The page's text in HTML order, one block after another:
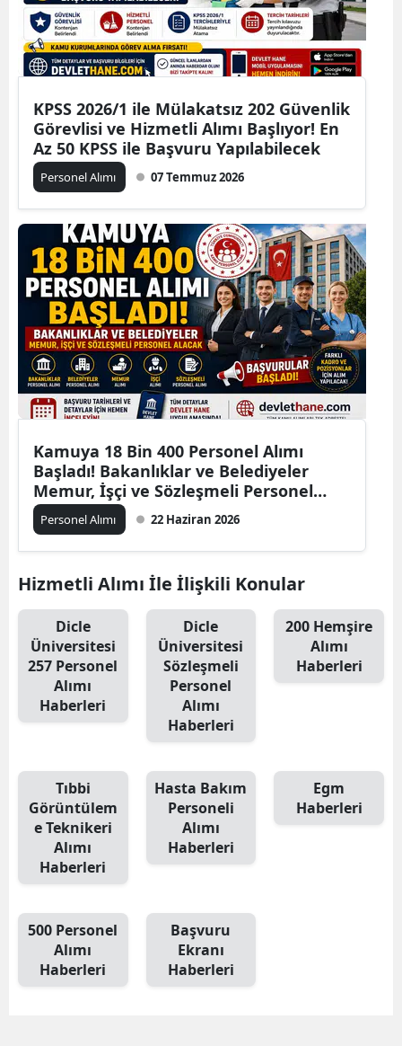
KPSS 2026/1 ile Mülakatsız 202 Güvenlik
Görevlisi ve Hizmetli Alımı Başlıyor! En
Az 50 KPSS ile Başvuru Yapılabilecek
Personel Alımı 07 Temmuz 2026
Kamuya 18 Bin 400 Personel Alımı
Başladı! Bakanlıklar ve Belediyeler
Memur, İşçi ve Sözleşmeli Personel
Alacak
Personel Alımı 22 Haziran 2026
Hizmetli Alımı İle İlişkili Konular
Dicle
Üniversitesi
257 Personel
Alımı
Haberleri
Dicle
Üniversitesi
Sözleşmeli
Personel
Alımı
Haberleri
200 Hemşire
Alımı
Haberleri
Tıbbi
Görüntülem
e Teknikeri
Alımı
Haberleri
Hasta Bakım
Personeli
Alımı
Haberleri
Egm
Haberleri
500 Personel
Alımı
Haberleri
Başvuru
Ekranı
Haberleri